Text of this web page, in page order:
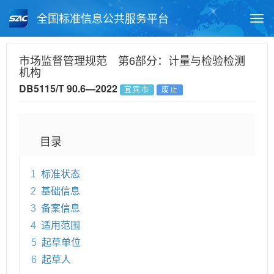
全国标准信息公共服务平台
标准公告查询
市场监督管理规范 第6部分：计量与检验检测
机构
DB5115/T 90.6—2022 宜宾市 废止
目录
1 标准状态
2 基础信息
3 备案信息
4 适用范围
5 起草单位
6 起草人